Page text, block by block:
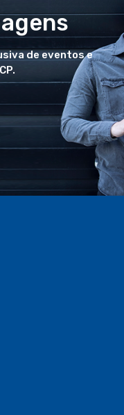
de eventos e